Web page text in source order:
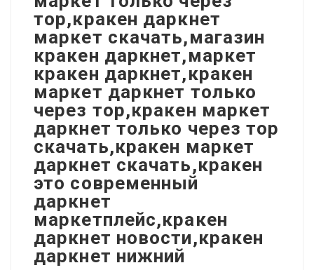
тор,кракен даркнет
маркет скачать,магазин
кракен даркнет,маркет
кракен даркнет,кракен
маркет даркнет только
через тор,кракен маркет
даркнет только через тор
скачать,кракен маркет
даркнет скачать,кракен
это современный
даркнет
маркетплейс,кракен
даркнет новости,кракен
даркнет нижний